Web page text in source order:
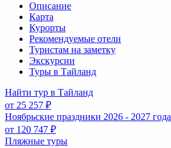
Описание
Карта
Курорты
Рекомендуемые отели
Туристам на заметку
Экскурсии
Туры в Тайланд
Найти тур в Тайланд
от 25 257 ₽
Ноябрьские праздники 2026 - 2027 года
от 120 747 ₽
Пляжные туры